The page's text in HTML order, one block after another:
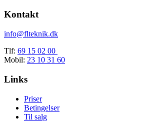
Kontakt
info@flteknik.dk
Tlf: 69 15 02 00
Mobil: 23 10 31 60
Links
Priser
Betingelser
Til salg